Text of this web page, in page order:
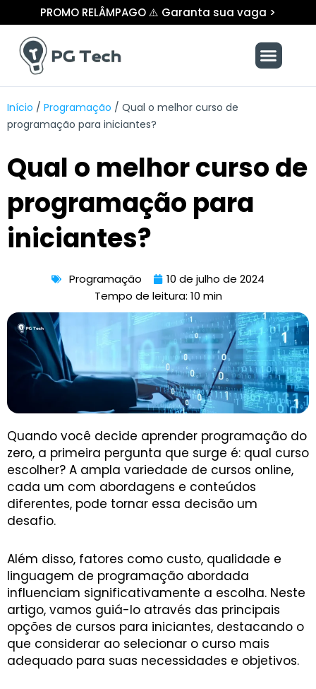
para
conteúdo
PROMO RELÂMPAGO ⚠️ Garanta sua vaga >
Menu
Início / Programação / Qual o melhor curso de
programação para iniciantes?
Qual o melhor curso de
programação para
iniciantes?
Programação
10 de julho de 2024
Tempo de leitura: 10 min
Quando você decide aprender programação do
zero, a primeira pergunta que surge é: qual curso
escolher? A ampla variedade de cursos online,
cada um com abordagens e conteúdos
diferentes, pode tornar essa decisão um
desafio.
Além disso, fatores como custo, qualidade e
linguagem de programação abordada
influenciam significativamente a escolha. Neste
artigo, vamos guiá-lo através das principais
opções de cursos para iniciantes, destacando o
que considerar ao selecionar o curso mais
adequado para suas necessidades e objetivos.